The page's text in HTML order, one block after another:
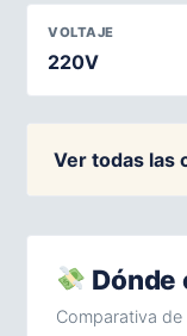
VOLTAJE
220V
Ver todas las
Dónde
Comparativa